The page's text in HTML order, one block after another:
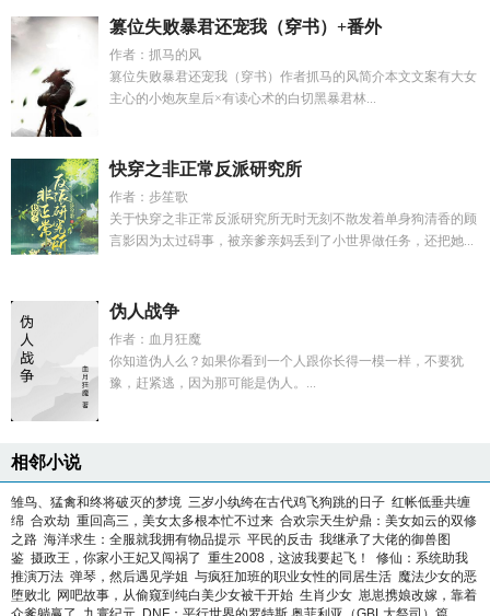
篡位失败暴君还宠我（穿书）+番外
作者：抓马的风
篡位失败暴君还宠我（穿书）作者抓马的风简介本文文案有大女
主心的小炮灰皇后×有读心术的白切黑暴君林...
快穿之非正常反派研究所
作者：步笙歌
关于快穿之非正常反派研究所无时无刻不散发着单身狗清香的顾
言影因为太过碍事，被亲爹亲妈丢到了小世界做任务，还把她...
伪人战争
作者：血月狂魔
你知道伪人么？如果你看到一个人跟你长得一模一样，不要犹
豫，赶紧逃，因为那可能是伪人。...
相邻小说
雏鸟、猛禽和终将破灭的梦境 三岁小纨绔在古代鸡飞狗跳的日子 红帐低垂共缠
绵 合欢劫 重回高三，美女太多根本忙不过来 合欢宗天生炉鼎：美女如云的双修
之路 海洋求生：全服就我拥有物品提示 平民的反击 我继承了大佬的御兽图
鉴 摄政王，你家小王妃又闯祸了 重生2008，这波我要起飞！
修仙：系统助我
推演万法 弹琴，然后遇见学姐 与疯狂加班的职业女性的同居生活 魔法少女的恶
堕败北 网吧故事，从偷窥到纯白美少女被干开始 生肖少女 崽崽携娘改嫁，靠着